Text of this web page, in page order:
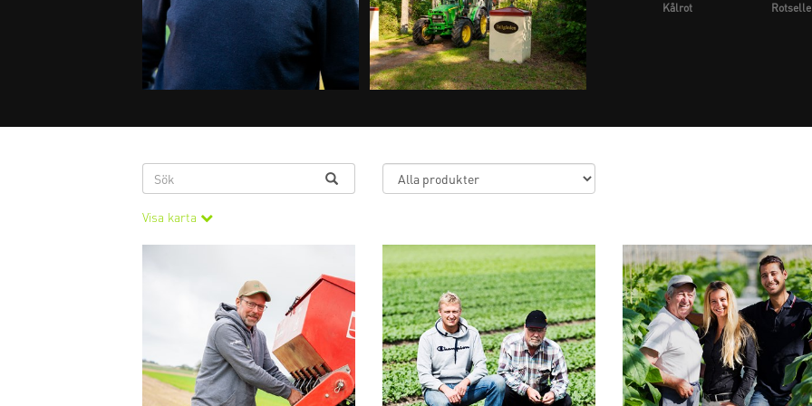
Kålrot
Visa karta